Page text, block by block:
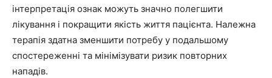
інтерпретація ознак можуть значно полегшити
лікування і покращити якість життя пацієнта. Належна
терапія здатна зменшити потребу у подальшому
спостереженні та мінімізувати ризик повторних
нападів.